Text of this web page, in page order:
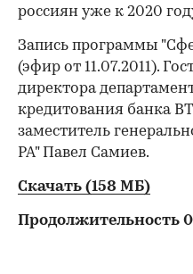
россиян уже к 2020
Запись программы
(эфир от 11.07.2011).
директора
кредитования банка
заместитель
РА" Павел Самиев.
Скачать (158 МБ)
Продолжительность